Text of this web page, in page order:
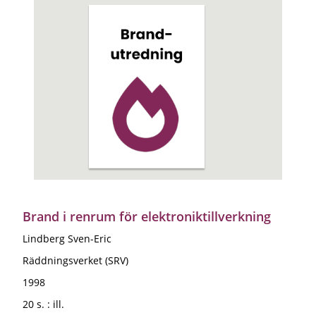
Brand i renrum för elektroniktillverkning
Lindberg Sven-Eric
Räddningsverket (SRV)
1998
20 s. : ill.